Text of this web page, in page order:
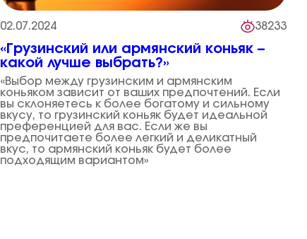
02.07.2024 38233
«Грузинский или армянский коньяк –
какой лучше выбрать?»
«Выбор между грузинским и армянским
коньяком зависит от ваших предпочтений. Если
вы склоняетесь к более богатому и сильному
вкусу, то грузинский коньяк будет идеальной
преференцией для вас. Если же вы
предпочитаете более легкий и деликатный
вкус, то армянский коньяк будет более
подходящим вариантом»